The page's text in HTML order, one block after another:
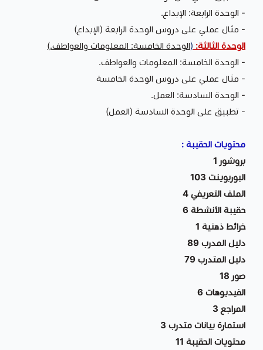
- الوحدة الرابعة: الإبداع.
- مثال عملي على دروس الوحدة الرابعة (الإبداع)
الوحدة الثالثة: (الوحدة الخامسة: المعلومات والعواطف.)
- الوحدة الخامسة: المعلومات والعواطف.
- مثال عملي على دروس الوحدة الخامسة
- الوحدة السادسة: العمل.
- تطبيق على الوحدة السادسة (العمل)
محتويات الحقيبة :
بروشور 1
البوربوينت 103
الملف التعريفي 4
حقيبة الأنشطة 6
خرائط ذهنية 1
دليل المدرب 89
دليل المتدرب 79
صور 18
الفيديوهات 6
المراجع 3
استمارة بيانات متدرب 3
محتويات الحقيبة 11